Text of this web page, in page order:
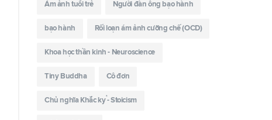
Ám ảnh tuổi trẻ Người đàn ông bạo hành
bạo hành Rối loạn ám ảnh cưỡng chế (OCD)
Khoa học thần kinh - Neuroscience
Tiny Buddha Cô đơn
Chủ nghĩa Khắc kỷ - Stoicism